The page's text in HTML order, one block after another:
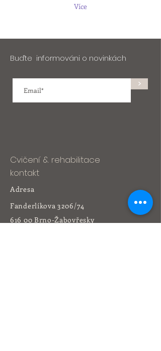
Více
Buďte informováni o novinkách
>
Cvičení & rehabilitace
kontakt
Adresa
Fanderlíkova 3206/74
616 00 Brno-Žabovřesky